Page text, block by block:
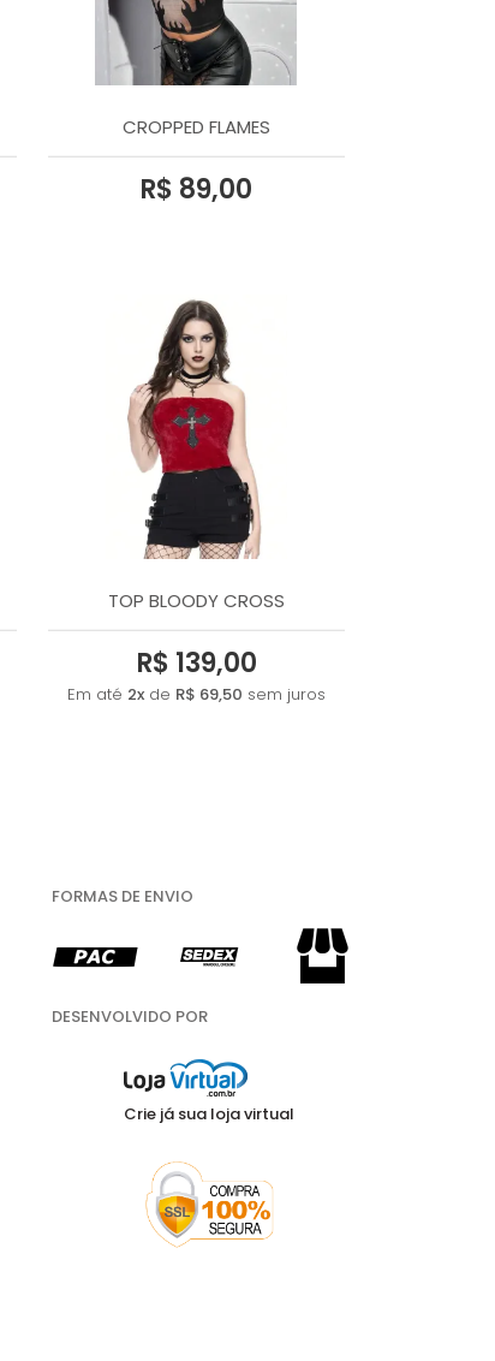
CROPPED FLAMES
R$ 89,00
TOP BLOODY CROSS
R$ 139,00
Em até 2xde R$ 69,50 sem juros
FORMAS DE ENVIO
DESENVOLVIDO POR
Crie já sua loja virtual